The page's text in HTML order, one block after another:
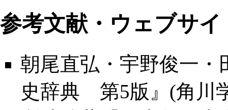
参考文献・ウェブサイ
朝尾直弘・宇野俊一・
史辞典 第5版』(角川